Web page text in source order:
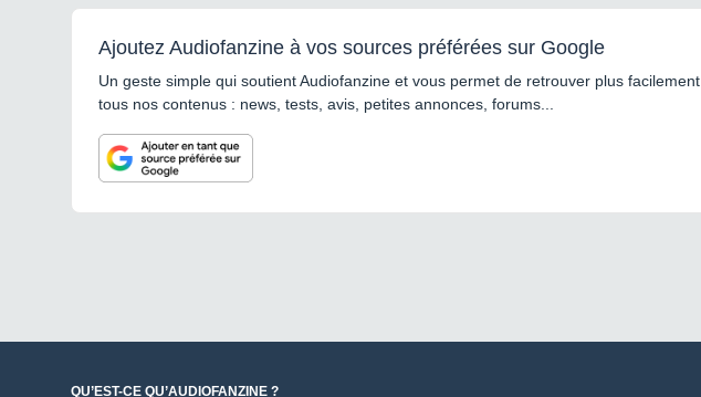
Ajoutez Audiofanzine à vos sources préférées sur Google
Un geste simple qui soutient Audiofanzine et vous permet de retrouver plus facilement
tous nos contenus : news, tests, avis, petites annonces, forums...
QU’EST-CE QU’AUDIOFANZINE ?